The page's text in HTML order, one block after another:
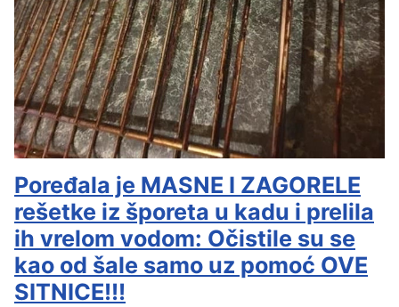
Poređala je MASNE I ZAGORELE
rešetke iz šporeta u kadu i prelila
ih vrelom vodom: Očistile su se
kao od šale samo uz pomoć OVE
SITNICE!!!